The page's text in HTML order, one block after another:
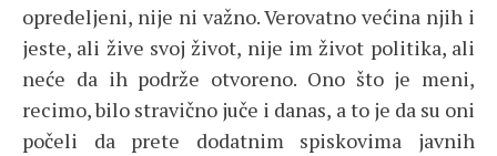
opredeljeni, nije ni važno. Verovatno većina njih i
jeste, ali žive svoj život, nije im život politika, ali
neće da ih podrže otvoreno. Ono što je meni,
recimo, bilo stravično juče i danas, a to je da su oni
počeli da prete dodatnim spiskovima javnih